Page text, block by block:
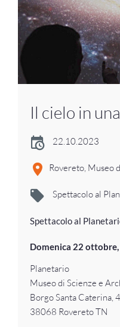
Il cielo in
22.10.2023
Rovereto, Museo
Spettacolo al
Spettacolo al
Domenica 22
Planetario
Museo di Scienze e
Borgo Santa Caterina,
38068 Rovereto TN